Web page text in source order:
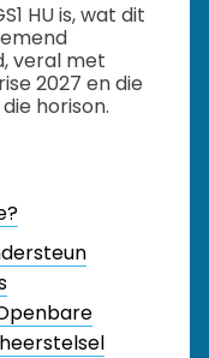
HU is, wat dit
veral met
2027 en die
horison.